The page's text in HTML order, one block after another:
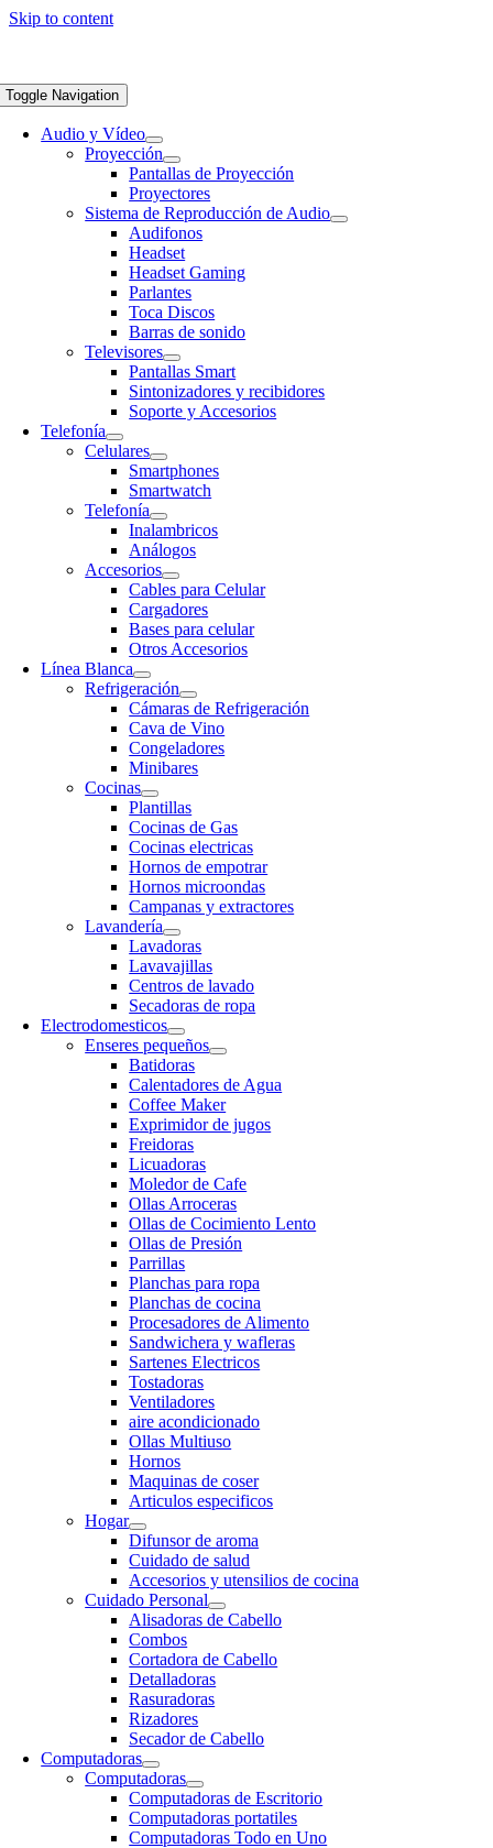
Skip to content
Toggle Navigation
Audio y Vídeo
Proyección
Pantallas de Proyección
Proyectores
Sistema de Reproducción de Audio
Audifonos
Headset
Headset Gaming
Parlantes
Toca Discos
Barras de sonido
Televisores
Pantallas Smart
Sintonizadores y recibidores
Soporte y Accesorios
Telefonía
Celulares
Smartphones
Smartwatch
Telefonía
Inalambricos
Análogos
Accesorios
Cables para Celular
Cargadores
Bases para celular
Otros Accesorios
Línea Blanca
Refrigeración
Cámaras de Refrigeración
Cava de Vino
Congeladores
Minibares
Cocinas
Plantillas
Cocinas de Gas
Cocinas electricas
Hornos de empotrar
Hornos microondas
Campanas y extractores
Lavandería
Lavadoras
Lavavajillas
Centros de lavado
Secadoras de ropa
Electrodomesticos
Enseres pequeños
Batidoras
Calentadores de Agua
Coffee Maker
Exprimidor de jugos
Freidoras
Licuadoras
Moledor de Cafe
Ollas Arroceras
Ollas de Cocimiento Lento
Ollas de Presión
Parrillas
Planchas para ropa
Planchas de cocina
Procesadores de Alimento
Sandwichera y wafleras
Sartenes Electricos
Tostadoras
Ventiladores
aire acondicionado
Ollas Multiuso
Hornos
Maquinas de coser
Articulos especificos
Hogar
Difunsor de aroma
Cuidado de salud
Accesorios y utensilios de cocina
Cuidado Personal
Alisadoras de Cabello
Combos
Cortadora de Cabello
Detalladoras
Rasuradoras
Rizadores
Secador de Cabello
Computadoras
Computadoras
Computadoras de Escritorio
Computadoras portatiles
Computadoras Todo en Uno